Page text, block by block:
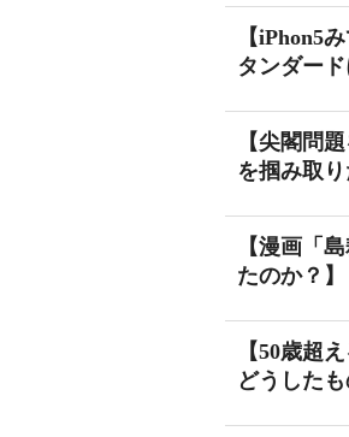
【iPhon5
タンダー
【尖閣問
を掴み取り
【漫画「
たのか？】
【50歳超
どうしたも